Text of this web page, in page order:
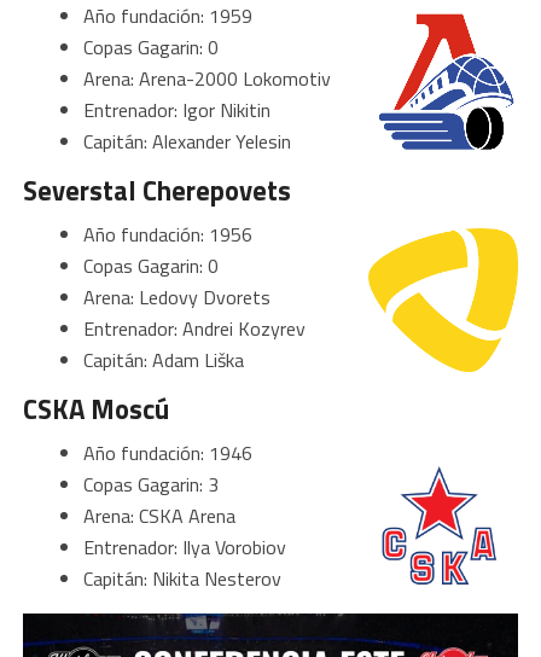
Año fundación: 1959
Copas Gagarin: 0
Arena: Arena-2000 Lokomotiv
Entrenador: Igor Nikitin
Capitán: Alexander Yelesin
Severstal Cherepovets
Año fundación: 1956
Copas Gagarin: 0
Arena: Ledovy Dvorets
Entrenador: Andrei Kozyrev
Capitán: Adam Liška
CSKA Moscú
Año fundación: 1946
Copas Gagarin: 3
Arena: CSKA Arena
Entrenador: Ilya Vorobiov
Capitán: Nikita Nesterov